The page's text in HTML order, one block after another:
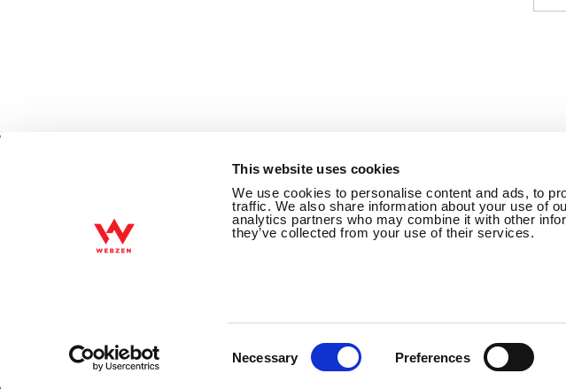
This website uses cookies
We use cookies to personalise content and ads, to
traffic. We also share information about your use of
analytics partners who may combine it with other
they’ve collected from your use of their services.
Selection
Necessary Preferences
Über WEBZEN Datenschutzrichtlinien